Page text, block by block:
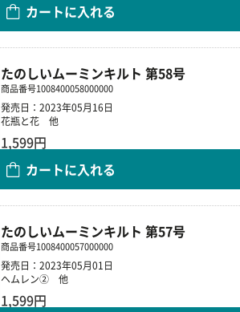
カートに入れる
たのしいムーミンキルト 第58号
商品番号1008400058000000
発売日：2023年05月16日
花瓶と花 他
1,599円
カートに入れる
たのしいムーミンキルト 第57号
商品番号1008400057000000
発売日：2023年05月01日
ヘムレン② 他
1,599円